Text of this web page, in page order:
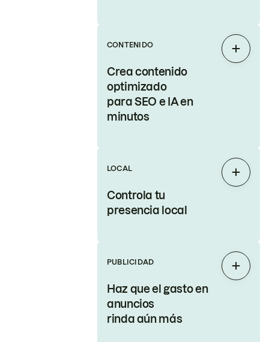
CONTENIDO
Crea contenido
optimizado
para SEO e IA en
minutos
LOCAL
Controla tu
presencia local
PUBLICIDAD
Haz que el gasto en
anuncios
rinda aún más